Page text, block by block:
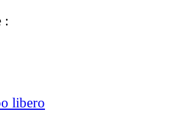
:
libero